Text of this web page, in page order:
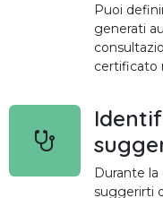
Puoi
generati
certificato
Durante
suggerirti